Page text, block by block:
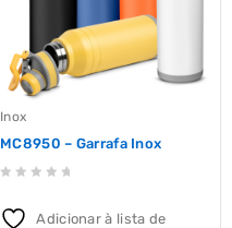
Inox
MC8950 – Garrafa Inox
out
Adicionar à lista de